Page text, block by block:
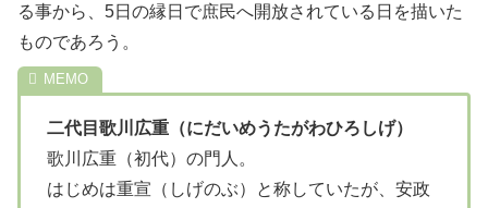
る事から、5日の縁日で庶民へ開放されている日を描いた
ものであろう。
二代目歌川広重（にだいめうたがわひろしげ）
歌川広重（初代）の門人。
はじめは重宣（しげのぶ）と称していたが、安政